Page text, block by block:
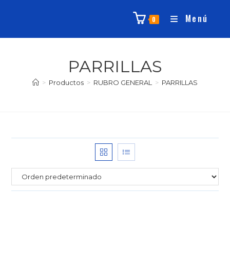
0 Menú
PARRILLAS
> Productos > RUBRO GENERAL > PARRILLAS